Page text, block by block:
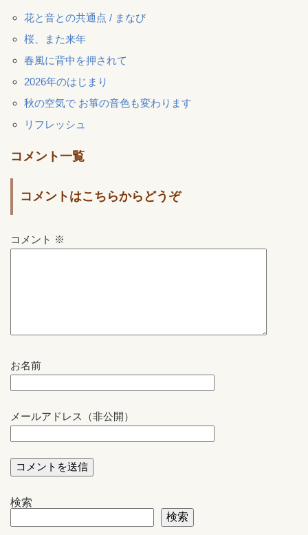
花と音との共通点 / まなび
桜、また来年
春風に背中を押されて
2026年のはじまり
秋の空気で お箏の音色も変わります
リフレッシュ
コメント一覧
コメントはこちらからどうぞ
コメント ※
お名前
メールアドレス（非公開）
検索
検索